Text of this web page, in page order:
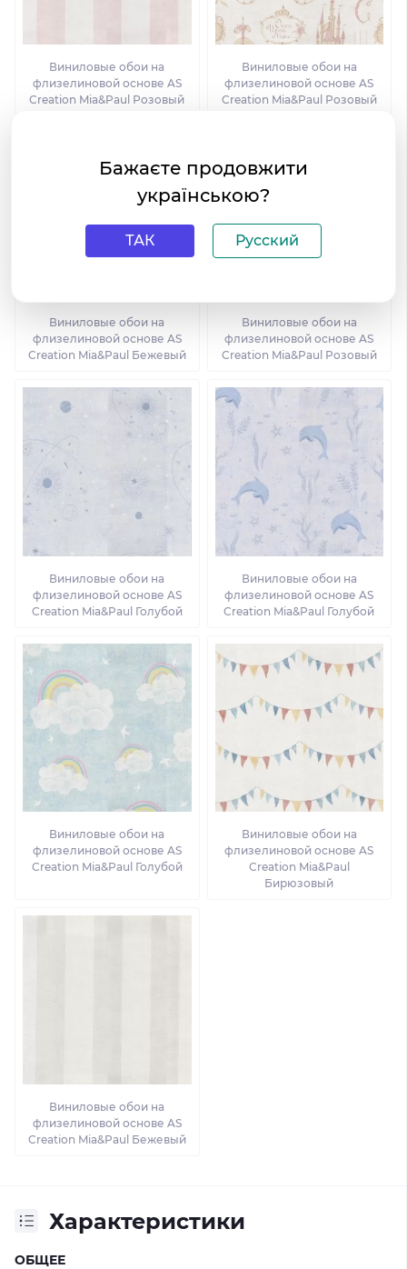
Виниловые обои на
флизелиновой основе AS
Creation Mia&Paul Розовый
Виниловые обои на
флизелиновой основе AS
Creation Mia&Paul Розовый
Виниловые обои на
флизелиновой основе AS
Creation Mia&Paul Бежевый
Виниловые обои на
флизелиновой основе AS
Creation Mia&Paul Розовый
Виниловые обои на
флизелиновой основе AS
Creation Mia&Paul Голубой
Виниловые обои на
флизелиновой основе AS
Creation Mia&Paul Голубой
Виниловые обои на
флизелиновой основе AS
Creation Mia&Paul Голубой
Виниловые обои на
флизелиновой основе AS
Creation Mia&Paul
Бирюзовый
Виниловые обои на
флизелиновой основе AS
Creation Mia&Paul Бежевый
Характеристики
ОБЩЕЕ
Бажаєте продовжити
українською?
ТАК Русский